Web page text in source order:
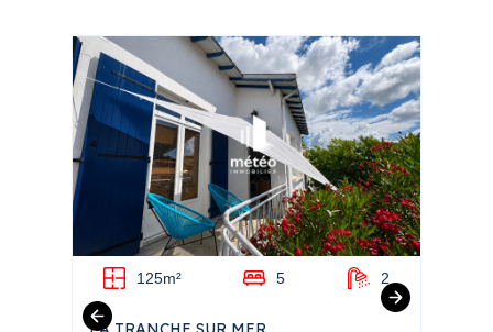
125m² 5 2